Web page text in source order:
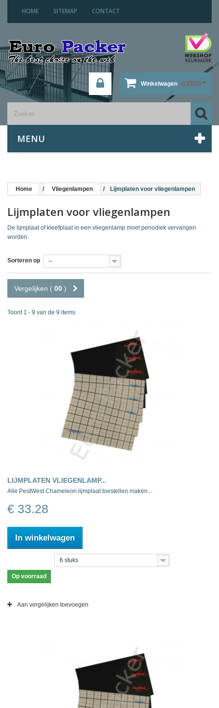
HOME SITEMAP CONTACT
Winkelwagen (LEEG)
MENU
Home Vliegenlampen Lijmplaten voor vliegenlampen
Lijmplaten voor vliegenlampen
De lijmplaat of kleefplaat in een vliegenlamp moet periodiek vervangen
worden.
Sorteren op --
Vergelijken ( 00 )
Toont 1 - 9 van de 9 items
LIJMPLATEN VLIEGENLAMP...
Alle PestWest Chameleon lijmplaat toestellen maken...
€ 33.28
In winkelwagen
6 stuks
Op voorraad
Aan vergelijken toevoegen